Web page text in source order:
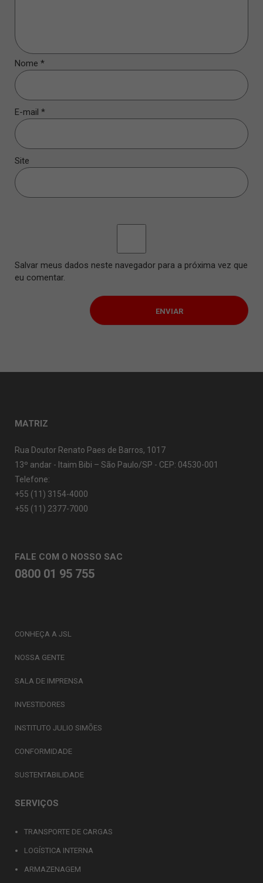
Nome *
E-mail *
Site
Salvar meus dados neste navegador para a próxima vez que
eu comentar.
MATRIZ
Rua Doutor Renato Paes de Barros, 1017
13º andar - Itaim Bibi – São Paulo/SP - CEP: 04530-001
Telefone:
+55 (11) 3154-4000
+55 (11) 2377-7000
FALE COM O NOSSO SAC
0800 01 95 755
CONHEÇA A JSL
NOSSA GENTE
SALA DE IMPRENSA
INVESTIDORES
INSTITUTO JULIO SIMÕES
CONFORMIDADE
SUSTENTABILIDADE
SERVIÇOS
TRANSPORTE DE CARGAS
LOGÍSTICA INTERNA
ARMAZENAGEM